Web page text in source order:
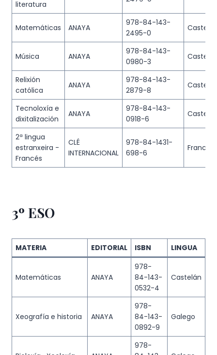
literatura
Matemáticas ANAYA
978-84-143-
2495-0
Música ANAYA
978-84-143-
0980-3
Relixión
católica
ANAYA
978-84-143-
2879-8
Tecnoloxía e
dixitalización
ANAYA
978-84-143-
0918-6
2ª lingua
estranxeira -
Francés
CLÉ
INTERNACIONAL
978-84-1431-
698-6
Francés
3º ESO
MATERIA EDITORIAL ISBN LINGUA
Matemáticas ANAYA
978-
84-143-
0532-4
Castelán
Xeografía e historia ANAYA
978-
84-143-
0892-9
Galego
978-